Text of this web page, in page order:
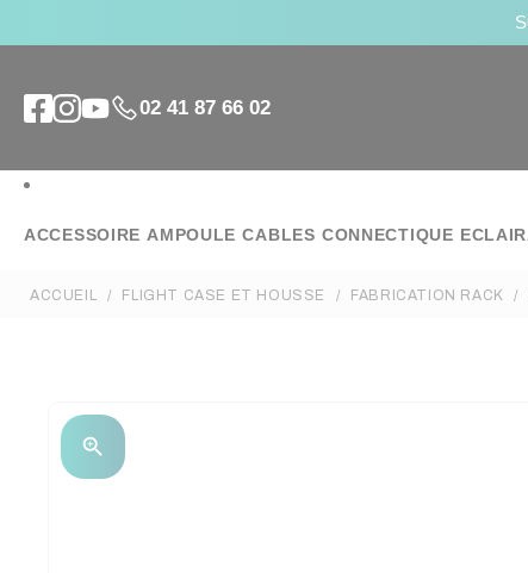
02 41 87 66 02
ACCESSOIRE AMPOULE CABLES CONNECTIQUE
ACCUEIL FLIGHT CASE ET HOUSSE FABRICATION RACK
zoom_in